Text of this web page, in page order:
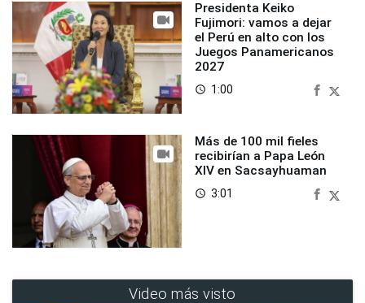
Presidenta Keiko
Fujimori: vamos a dejar
el Perú en alto con los
Juegos Panamericanos
2027
access_time 1:00
Más de 100 mil fieles
recibirían a Papa León
XIV en Sacsayhuaman
access_time 3:01
Video más visto